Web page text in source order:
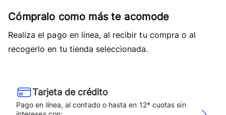
Cómpralo como más te acomode
Realiza el pago en línea, al recibir tu compra o al
recogerlo en tu tienda seleccionada.
Tarjeta de crédito
Pago en línea, al contado o hasta en 12* cuotas sin